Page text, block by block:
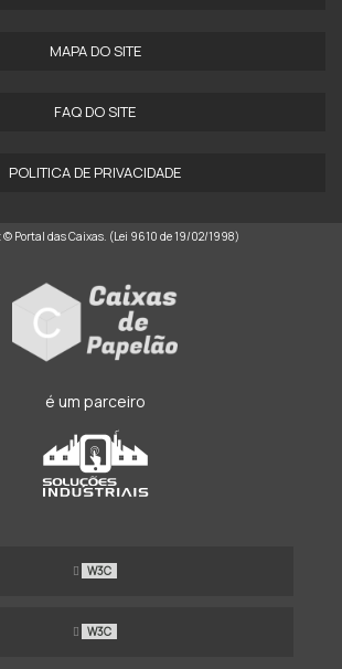
MAPA DO SITE
FAQ DO SITE
POLITICA DE PRIVACIDADE
Portal das Caixas. (Lei 9610 de 19/02/1998)
é um parceiro
W3C
W3C